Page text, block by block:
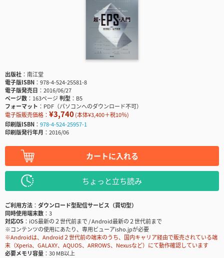
出版社
南江堂
電子版ISBN
978-4-524-25581-8
電子版発売日
2016/06/27
ページ数
163ページ判型
B5
フォーマット
PDF（パソコンへのダウンロード不可）
電子版販売価格： ¥3,740(本体¥3,400＋税10％)
印刷版ISBN
978-4-524-25957-1
印刷版発行年月
2016/06
カートに入れる
ちょっと立ち読み
ご利用方法
ダウンロード型配信サービス（買切型）
同時使用端末数
3
対応OS
iOS最新の２世代前まで / Android最新の２世代前まで
※コンテンツの使用にあたり、専用ビューアisho.jpが必要
※Androidは、Android２世代前の端末のうち、国内キャリア経由で販売されている端
末（Xperia、GALAXY、AQUOS、ARROWS、Nexusなど）にて動作確認しています
必要メモリ容量
30 MB以上